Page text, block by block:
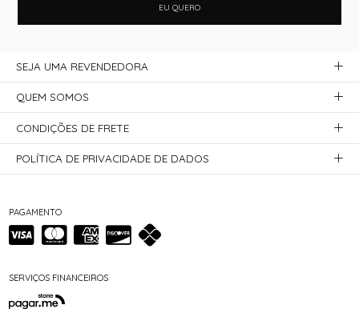
EU QUERO
PAGAMENTO
SERVIÇOS FINANCEIROS
SEJA UMA REVENDEDORA
QUEM SOMOS
CONDIÇÕES DE FRETE
POLÍTICA DE PRIVACIDADE DE DADOS